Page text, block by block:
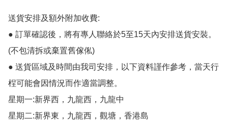
送貨安排及額外附加收費:
● 訂單確認後，將有專人聯絡於5至15天內安排送貨安裝。
(不包清拆或棄置舊傢俬)
● 送貨區域及時間由我司安排，以下資料謹作參考，當天行
桯可能會因情況而作適當調整。
星期一:新界西，九龍西，九龍中
星期二:新界東，九龍西，觀塘，香港島